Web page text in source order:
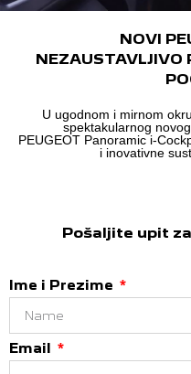
NOVI
NEZAUSTAVLJIVO
U ugodnom i mirnom
spektakularnog
PEUGEOT Panoramic i-
i inovativne
Pošaljite upit
Ime i Prezime
Email